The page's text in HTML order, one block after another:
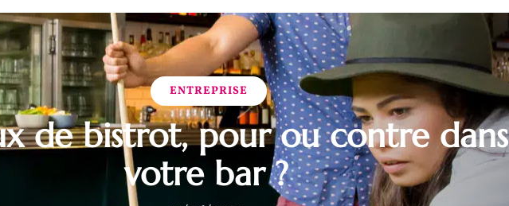
ENTREPRISE
de bistrot, pour ou contre dans
votre bar ?